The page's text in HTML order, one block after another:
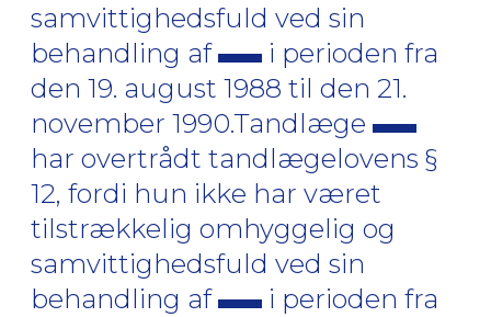
samvittighedsfuld ved sin
behandling af
i perioden fra
den 19. august 1988 til den 21.
november 1990.Tandlæge
har overtrådt tandlægelovens §
12, fordi hun ikke har været
tilstrækkelig omhyggelig og
samvittighedsfuld ved sin
behandling af
i perioden fra